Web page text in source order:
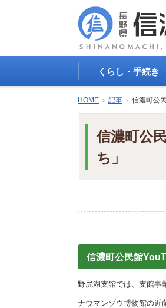
くらし・手続き
登録
年金・保険
税金
住まい
公共交通
上水道・下水道
環境
施設
町民活動
相談窓口
HOME › 記事 › 信濃町公
信濃町公
ち」
信濃町公民館
野尻湖支館では、支館事
ナウマンゾウ博物館の近